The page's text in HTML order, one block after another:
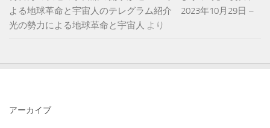
よる地球革命と宇宙人のテレグラム紹介 2023年10月29日 –
光の勢力による地球革命と宇宙人 より
アーカイブ